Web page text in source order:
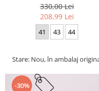
330,00 Lei
208,99 Lei
41 43 44
Stare: Nou, în ambalaj
-30%